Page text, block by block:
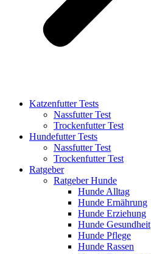
Katzenfutter Tests
Nassfutter Test
Trockenfutter Test
Hundefutter Tests
Nassfutter Test
Trockenfutter Test
Ratgeber
Ratgeber Hunde
Hunde Alltag
Hunde Ernährung
Hunde Erziehung
Hunde Gesundheit
Hunde Pflege
Hunde Rassen